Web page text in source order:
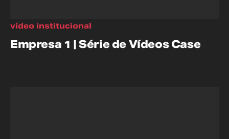
Empresa 1 | Série de Vídeos Case
vídeo institucional